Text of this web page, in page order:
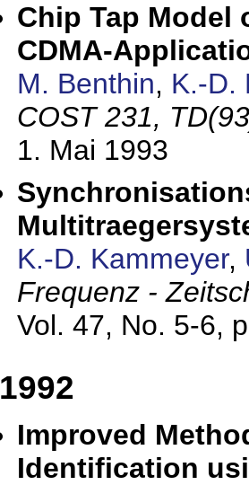
Chip Tap Model
CDMA-
M. Benthin, K.-D.
COST 231,
1. Mai 1993
K.-D. Kammeyer,
Frequenz -
Vol. 47, No. 5-6,
1992
Improved
Identification